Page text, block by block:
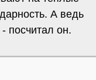
А ведь
посчитал он.